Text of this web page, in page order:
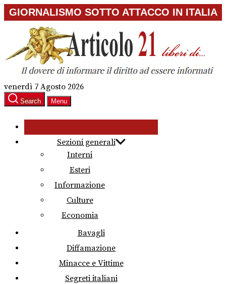
Skip
to
content
GIORNALISMO SOTTO ATTACCO IN ITALIA
venerdì 7 Agosto 2026
Search Menu
Sezioni generali
Interni
Esteri
Informazione
Culture
Economia
Bavagli
Diffamazione
Minacce e Vittime
Segreti italiani